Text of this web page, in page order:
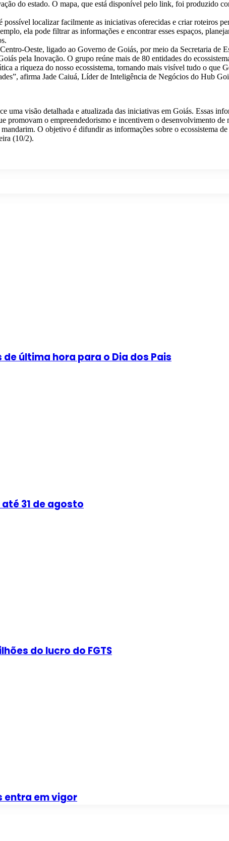
do estado. O mapa, que está disponível pelo link, foi produzido
localizar facilmente as iniciativas oferecidas e criar roteiros
ela pode filtrar as informações e encontrar esses espaços,
Oeste, ligado ao Governo de Goiás, por meio da Secretaria de
pela Inovação. O grupo reúne mais de 80 entidades do
a riqueza do nosso ecossistema, tornando mais visível tudo o que
afirma Jade Caiuá, Líder de Inteligência de Negócios do Hub
uma visão detalhada e atualizada das iniciativas em Goiás. Essas
promovam o empreendedorismo e incentivem o desenvolvimento de
O objetivo é difundir as informações sobre o ecossistema
(10/2).
última hora para o Dia dos Pais
31 de agosto
do lucro do FGTS
entra em vigor